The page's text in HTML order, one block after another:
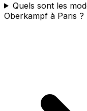
Quels sont les
Oberkampf à Paris ?